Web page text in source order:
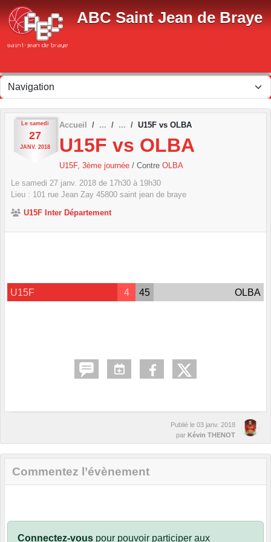
ABC Saint Jean de Braye
Le samedi
27
JANV. 2018
Accueil U15F vs OLBA
U15F vs OLBA
U15F, 3ème journée / Contre OLBA
Le samedi 27 janv. 2018 de 17h30 à 19h30
Lieu : 101 rue Jean Zay 45800 saint jean de braye
U15F Inter Département
U15F 4 45 OLBA
Publié le 03 janv. 2018
par Kévin THENOT
Commentez l’évènement
Connectez-vous pour pouvoir participer aux
Panneau de gestion des cookies